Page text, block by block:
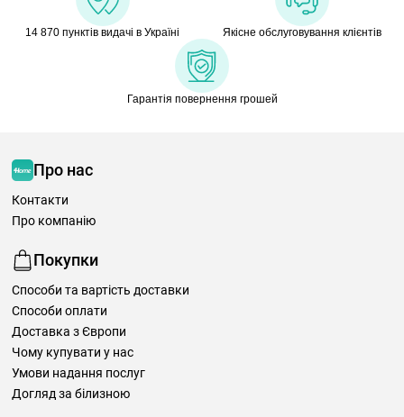
14 870 пунктів видачі в Україні Якісне обслуговування клієнтів
Гарантія повернення грошей
Про нас
Контакти
Про компанію
Покупки
Способи та вартість доставки
Способи оплати
Доставка з Європи
Чому купувати у нас
Умови надання послуг
Догляд за білизною